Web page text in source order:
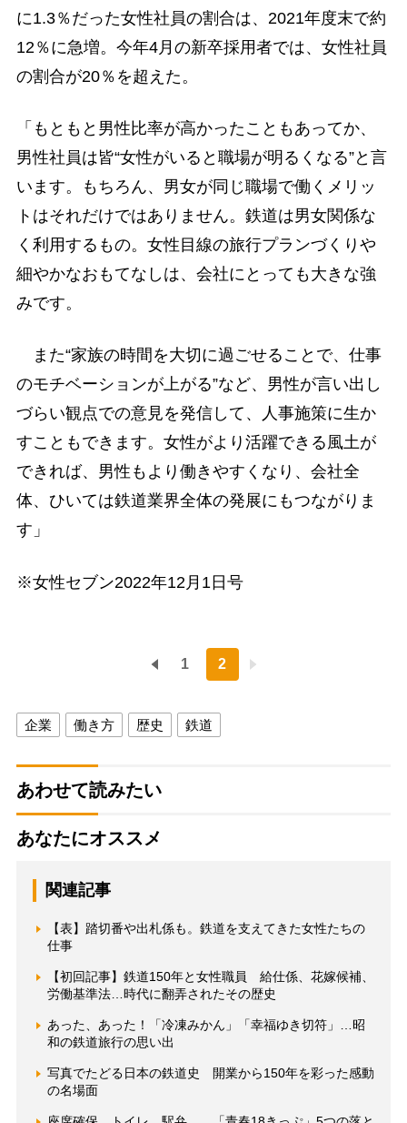
に1.3％だった女性社員の割合は、2021年度末で約
12％に急増。今年4月の新卒採用者では、女性社員
の割合が20％を超えた。
「もともと男性比率が高かったこともあってか、
男性社員は皆“女性がいると職場が明るくなる”と言
います。もちろん、男女が同じ職場で働くメリッ
トはそれだけではありません。鉄道は男女関係な
く利用するもの。女性目線の旅行プランづくりや
細やかなおもてなしは、会社にとっても大きな強
みです。
また“家族の時間を大切に過ごせることで、仕事
のモチベーションが上がる”など、男性が言い出し
づらい観点での意見を発信して、人事施策に生か
すこともできます。女性がより活躍できる風土が
できれば、男性もより働きやすくなり、会社全
体、ひいては鉄道業界全体の発展にもつながりま
す」
※女性セブン2022年12月1日号
1 2
企業 働き方 歴史 鉄道
あわせて読みたい
あなたにオススメ
関連記事
【表】踏切番や出札係も。鉄道を支えてきた女性たちの
仕事
【初回記事】鉄道150年と女性職員 給仕係、花嫁候補、
労働基準法…時代に翻弄されたその歴史
あった、あった！「冷凍みかん」「幸福ゆき切符」…昭
和の鉄道旅行の思い出
写真でたどる日本の鉄道史 開業から150年を彩った感動
の名場面